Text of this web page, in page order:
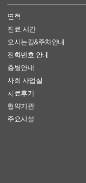
연혁
진료 시간
오시는길&주차안내
전화번호 안내
층별안내
사회 사업실
치료후기
협약기관
주요시설